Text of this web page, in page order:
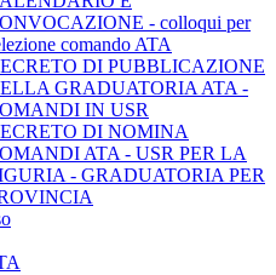
- colloqui per
comando ATA
DI PUBBLICAZIONE
GRADUATORIA ATA -
IN USR
DI NOMINA
ATA - USR PER LA
- GRADUATORIA PER